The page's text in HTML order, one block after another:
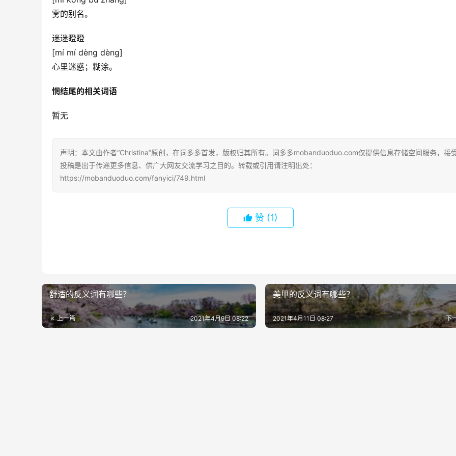
雾的别名。
迷迷瞪瞪
[mí mí dèng dèng]
心里迷惑；糊涂。
惘结尾的相关词语
暂无
声明：本文由作者“Christina”原创，在词多多首发，版权归其所有。词多多mobanduoduo.com仅提供信息存储空间服务，接
投稿是出于传递更多信息、供广大网友交流学习之目的。转载或引用请注明出处：
https://mobanduoduo.com/fanyici/749.html
赞 (1)
舒适的反义词有哪些？
上一篇 2021年4月9日 08:22
美甲的反义词有哪些？
下
2021年4月11日 08:27